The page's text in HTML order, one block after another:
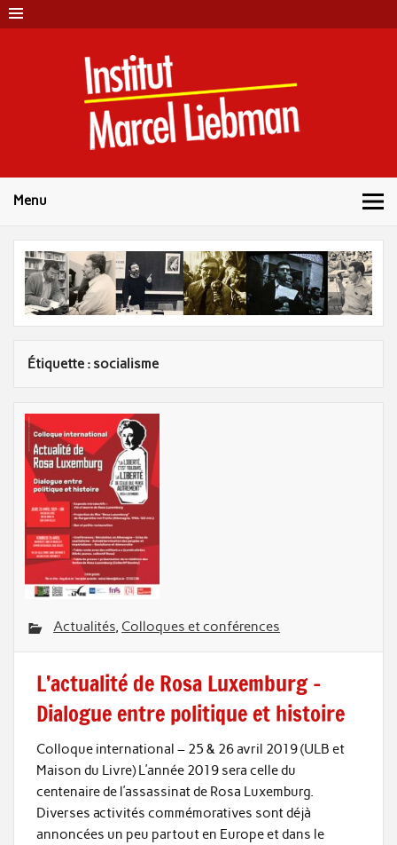
Skip
to
content
Menu
Étiquette : socialisme
Actualités, Colloques et conférences
L’actualité de Rosa Luxemburg –
Dialogue entre politique et histoire
Colloque international – 25 & 26 avril 2019 (ULB et
Maison du Livre) L’année 2019 sera celle du
centenaire de l’assassinat de Rosa Luxemburg.
Diverses activités commémoratives sont déjà
annoncées un peu partout en Europe et dans le